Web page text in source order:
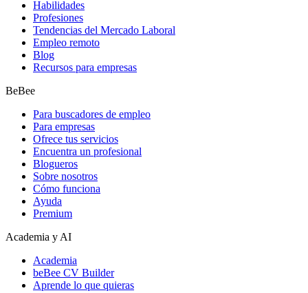
Habilidades
Profesiones
Tendencias del Mercado Laboral
Empleo remoto
Blog
Recursos para empresas
BeBee
Para buscadores de empleo
Para empresas
Ofrece tus servicios
Encuentra un profesional
Blogueros
Sobre nosotros
Cómo funciona
Ayuda
Premium
Academia y AI
Academia
beBee CV Builder
Aprende lo que quieras